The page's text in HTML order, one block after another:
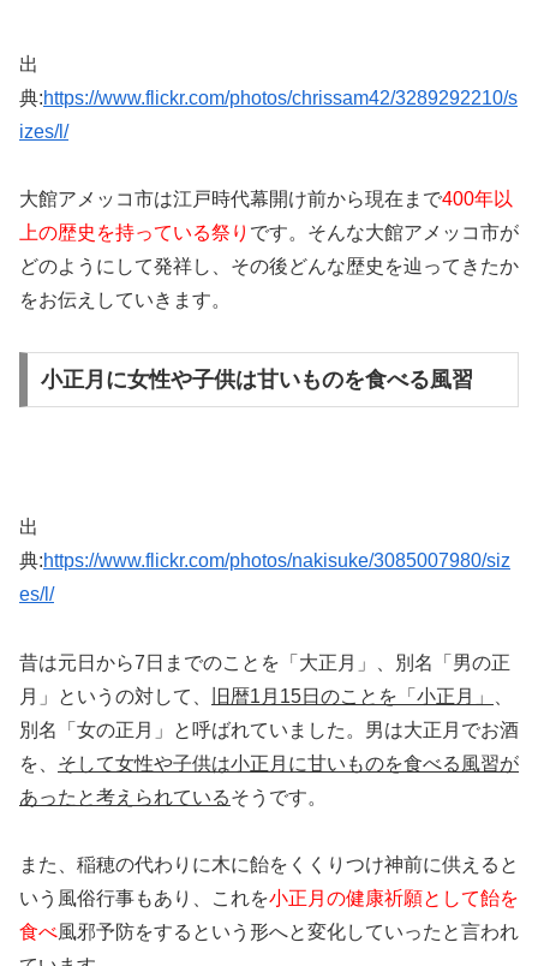
出
典:https://www.flickr.com/photos/chrissam42/3289292210/s
izes/l/
大館アメッコ市は江戸時代幕開け前から現在まで400年以
上の歴史を持っている祭り です。そんな大館アメッコ市が
どのようにして発祥し、その後どんな歴史を辿ってきたか
をお伝えしていきます。
小正月に女性や子供は甘いものを食べる風習
出
典:https://www.flickr.com/photos/nakisuke/3085007980/siz
es/l/
昔は元日から7日までのことを「大正月」、別名「男の正
月」というの対して、
旧暦1月15日のことを「小正月」
別名「女の正月」と呼ばれていました。男は大正月でお酒
を、 そして女性や子供は小正月に甘いものを食べる風習が
あったと考えられているそうです。
また、稲穂の代わりに木に飴をくくりつけ神前に供えると
いう風俗行事もあり、これを小正月の健康祈願として飴を
食べ風邪予防をするという形へと変化していったと言われ